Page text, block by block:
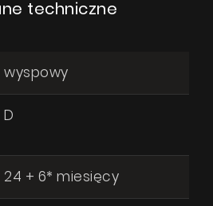
O firmie
architekta
techniczne
showroom
Black Matt
techniczne
wyspowy
D
24 + 6* miesięcy